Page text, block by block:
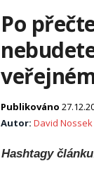
Po
Publikováno
Autor: David Nossek
Hashtagy